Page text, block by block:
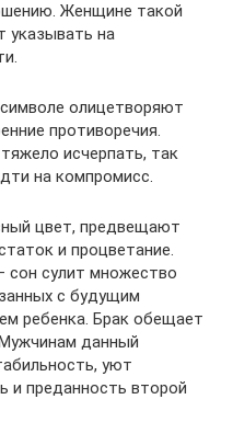
Женщине такой
указывать на
олицетворяют
противоречия.
исчерпать, так
на компромисс.
цвет, предвещают
и процветание.
сулит множество
с будущим
ребенка. Брак обещает
данный
уют
и преданность второй